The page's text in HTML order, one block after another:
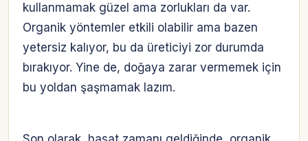
kullanmamak güzel ama zorlukları da var.
Organik yöntemler etkili olabilir ama bazen
yetersiz kalıyor, bu da üreticiyi zor durumda
bırakıyor. Yine de, doğaya zarar vermemek için
bu yoldan şaşmamak lazım.